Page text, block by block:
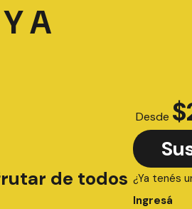
A
de todos
Desde $
¿Ya tenés
Ingresá